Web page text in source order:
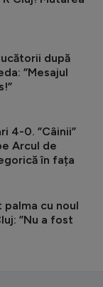
după
”Mesajul
4-0. ”Câinii”
Arcul de
în fața
palma cu noul
”Nu a fost